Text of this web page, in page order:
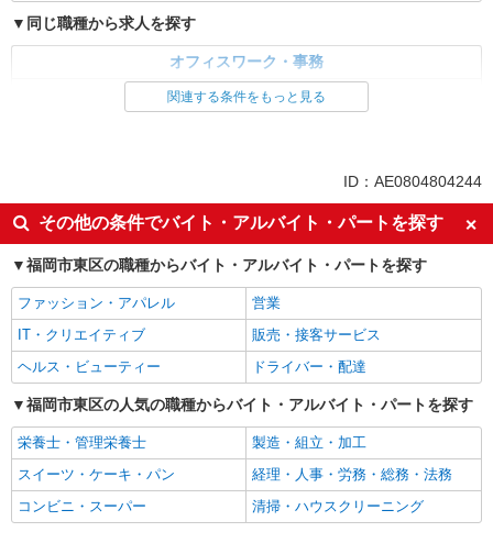
同じ職種から求人を探す
オフィスワーク・事務
車通勤OK
交通費支給
社会保険あり
関連する条件をもっと見る
ID：AE0804804244
その他の条件でバイト・アルバイト・パートを探す
福岡市東区の職種からバイト・アルバイト・パートを探す
ファッション・アパレル
営業
IT・クリエイティブ
販売・接客サービス
ヘルス・ビューティー
ドライバー・配達
福岡市東区の人気の職種からバイト・アルバイト・パートを探す
栄養士・管理栄養士
製造・組立・加工
スイーツ・ケーキ・パン
経理・人事・労務・総務・法務
コンビニ・スーパー
清掃・ハウスクリーニング